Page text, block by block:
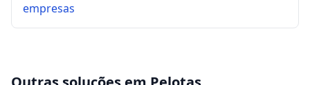
empresas